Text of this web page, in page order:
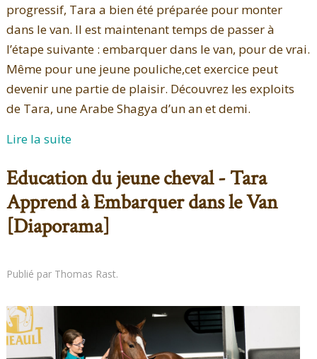
progressif, Tara a bien été préparée pour monter
dans le van. Il est maintenant temps de passer à
l’étape suivante : embarquer dans le van, pour de vrai.
Même pour une jeune pouliche,cet exercice peut
devenir une partie de plaisir. Découvrez les exploits
de Tara, une Arabe Shagya d’un an et demi.
Lire la suite
Education du jeune cheval - Tara
Apprend à Embarquer dans le Van
[Diaporama]
Publié par Thomas Rast.